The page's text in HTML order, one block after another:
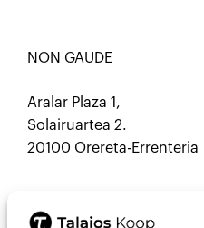
NON GAUDE
Aralar Plaza 1,
Solairuartea 2.
20100 Orereta-Errenteria